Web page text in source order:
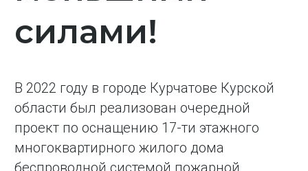
силами!
В 2022 году в городе Курчатове Курской
области был реализован очередной
проект по оснащению 17-ти этажного
многоквартирного жилого дома
беспроводной системой пожарной